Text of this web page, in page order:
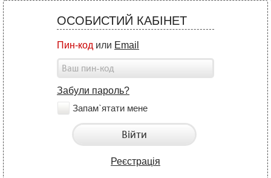
ОСОБИСТИЙ КАБІНЕТ
Пин-код или Email
Забули пароль?
Запам`ятати мене
Війти
Реєстрація